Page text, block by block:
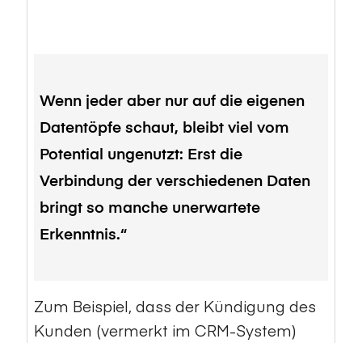
Wenn jeder aber nur auf die eigenen
Datentöpfe schaut, bleibt viel vom
Potential ungenutzt: Erst die
Verbindung der verschiedenen Daten
bringt so manche unerwartete
Erkenntnis.“
Zum Beispiel, dass der Kündigung des
Kunden (vermerkt im CRM-System)